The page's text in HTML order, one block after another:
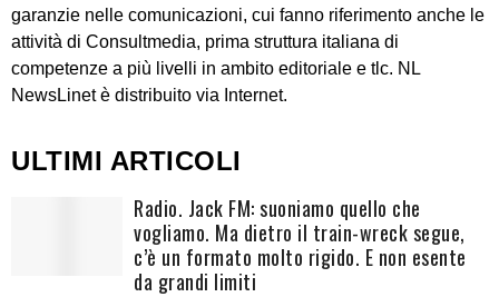
garanzie nelle comunicazioni, cui fanno riferimento anche le
attività di Consultmedia, prima struttura italiana di
competenze a più livelli in ambito editoriale e tlc. NL
NewsLinet è distribuito via Internet.
ULTIMI ARTICOLI
Radio. Jack FM: suoniamo quello che
vogliamo. Ma dietro il train-wreck segue,
c’è un formato molto rigido. E non esente
da grandi limiti